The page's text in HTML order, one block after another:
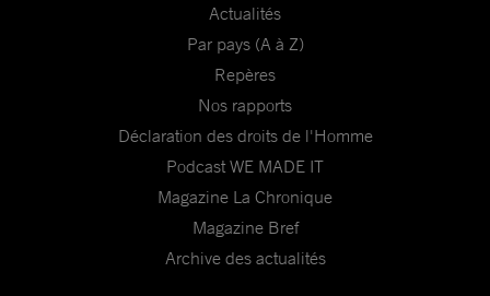
Actualités
Par pays (A à Z)
Repères
Nos rapports
Déclaration des droits de l'Homme
Podcast WE MADE IT
Magazine La Chronique
Magazine Bref
Archive des actualités